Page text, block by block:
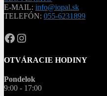
E-MAIL: info@iopal.sk
TELEFÓN: 055-6231899
OPAL.drahokamy
opal.drahokamy
OTVÁRACIE HODINY
Pondelok
9:00 - 17:00